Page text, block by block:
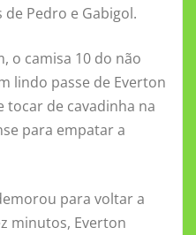
Pedro e Gabigol.
o camisa 10 do não
lindo passe de Everton
tocar de cavadinha na
para empatar a
para voltar a
minutos, Everton